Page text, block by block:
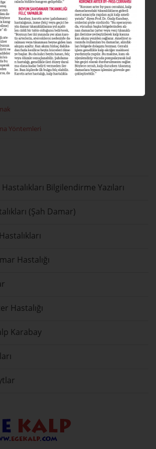
Yöntemleri
Bilgilendirme Yazıları
(Şah Damar)
Hastalığı
Hastalığı
Karabay